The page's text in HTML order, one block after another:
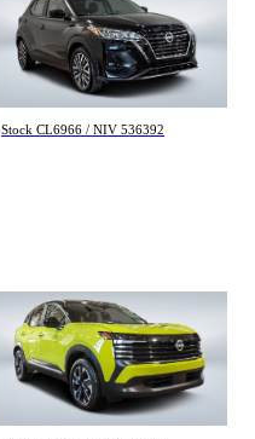
Nissan Kicks
SV 2024
39 113 km
21 572 $
Stock CL6966 / NIV 536392
Nissan Kicks
SV 2025
13 571 km
27 895 $